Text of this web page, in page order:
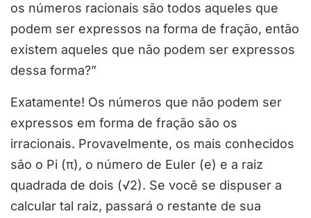
os números racionais são todos aqueles que
podem ser expressos na forma de fração, então
existem aqueles que não podem ser expressos
dessa forma?”
Exatamente! Os números que não podem ser
expressos em forma de fração são os
irracionais. Provavelmente, os mais conhecidos
são o Pi (π), o número de Euler (e) e a raiz
quadrada de dois (√2). Se você se dispuser a
calcular tal raiz, passará o restante de sua